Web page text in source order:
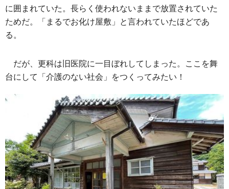
に囲まれていた。長らく使われないままで放置されていた
ためだ。「まるでお化け屋敷」と言われていたほどであ
る。
だが、更科は旧医院に一目ぼれしてしまった。ここを舞
台にして「介護のない社会」をつくってみたい！